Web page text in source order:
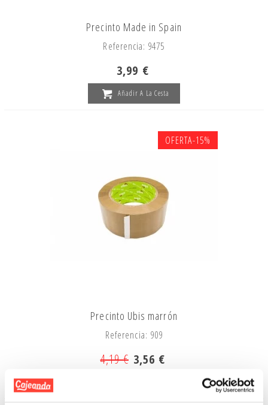
Precinto Made in Spain
Referencia: 9475
3,99 €
Añadir A La Cesta
OFERTA-15%
Precinto Ubis marrón
Referencia: 909
4,19 € 3,56 €